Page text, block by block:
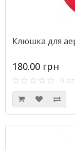
Клюшка для
180.00 грн
0